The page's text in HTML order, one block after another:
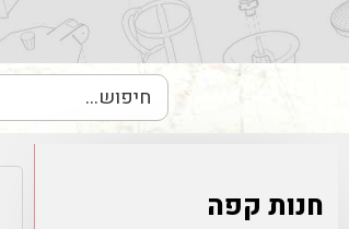
חנות קפה